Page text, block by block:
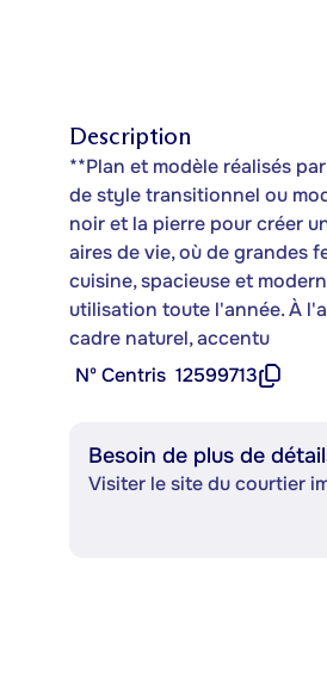
Description
**Plan et modèle réalisés
de style transitionnel ou
noir et la pierre pour créer
aires de vie, où de grandes
cuisine, spacieuse et
utilisation toute l'année. À
cadre naturel, accentu
Nº Centris 12599713
Besoin de plus de
Visiter le site du courtier